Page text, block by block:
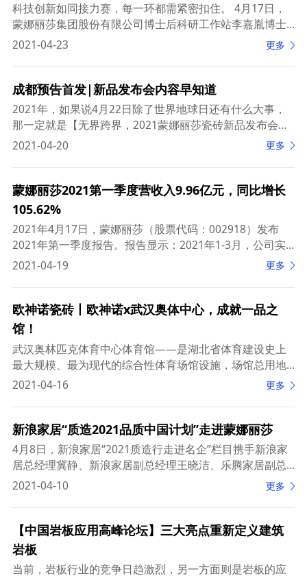
科技创新如同接力赛，每一环都需紧密扣住。 4月17日，
蒙娜丽莎集团股份有限公司博士后科研工作站李嘉胤博士
出站及李恺博士进站报告会在蒙娜丽莎总部基地研究院三
2021-04-23 更多
成都预告首发|新品发布会内容早知道
2021年，如果说4月22日除了世界地球日还有什么大事，
那一定就是【无界跨界，2021蒙娜丽莎瓷砖新品发布会，
中国成都站】，蒙娜丽莎瓷砖第一场终端新品发布会。 三
2021-04-20 更多
蒙娜丽莎2021第一季度营收入9.96亿元，同比增长
105.62%
2021年4月17日，蒙娜丽莎（股票代码：002918）发布
2021年第一季度报告。报告显示：2021年1-3月，公司实
现营业收入9.96亿元，比上年同期增长105.62%；归属上
2021-04-19 更多
欧神诺瓷砖丨欧神诺x武汉奥体中心，成就一品之
馆！
武汉奥林匹克体育中心体育馆——是湖北省体育建设史上
最大规模、最为现代的综合性体育场馆设施，场馆总用地
面积为111.8亩，净用地面积为78.5亩。场馆西侧设计了
2021-04-16 更多
新浪家居“质造2021品质中国计划”走进蒙娜丽莎
4月8日，新浪家居“2021质造行走进名企”栏目携手新浪家
居总经理冀静、新浪家居副总经理王晓洁、乐腾家居副总
经理郑秀苗等媒体大咖20余人走进蒙娜丽莎，蒙娜丽莎在
2021-04-10 更多
【中国岩板应用高峰论坛】三大亮点重新定义建筑
岩板
当前，岩板行业的竞争日趋激烈，另一方面则是岩板的应